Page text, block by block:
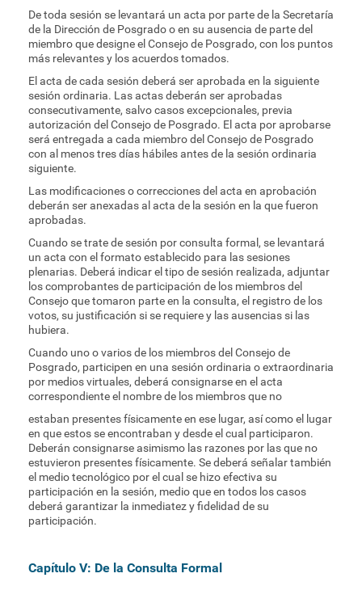
De toda sesión se levantará un acta por parte de la Secretaría
de la Dirección de Posgrado o en su ausencia de parte del
miembro que designe el Consejo de Posgrado, con los puntos
más relevantes y los acuerdos tomados.
El acta de cada sesión deberá ser aprobada en la siguiente
sesión ordinaria. Las actas deberán ser aprobadas
consecutivamente, salvo casos excepcionales, previa
autorización del Consejo de Posgrado. El acta por aprobarse
será entregada a cada miembro del Consejo de Posgrado
con al menos tres días hábiles antes de la sesión ordinaria
siguiente.
Las modificaciones o correcciones del acta en aprobación
deberán ser anexadas al acta de la sesión en la que fueron
aprobadas.
Cuando se trate de sesión por consulta formal, se levantará
un acta con el formato establecido para las sesiones
plenarias. Deberá indicar el tipo de sesión realizada, adjuntar
los comprobantes de participación de los miembros del
Consejo que tomaron parte en la consulta, el registro de los
votos, su justificación si se requiere y las ausencias si las
hubiera.
Cuando uno o varios de los miembros del Consejo de
Posgrado, participen en una sesión ordinaria o extraordinaria
por medios virtuales, deberá consignarse en el acta
correspondiente el nombre de los miembros que no
estaban presentes físicamente en ese lugar, así como el lugar
en que estos se encontraban y desde el cual participaron.
Deberán consignarse asimismo las razones por las que no
estuvieron presentes físicamente. Se deberá señalar también
el medio tecnológico por el cual se hizo efectiva su
participación en la sesión, medio que en todos los casos
deberá garantizar la inmediatez y fidelidad de su
participación.
Capítulo V: De la Consulta Formal